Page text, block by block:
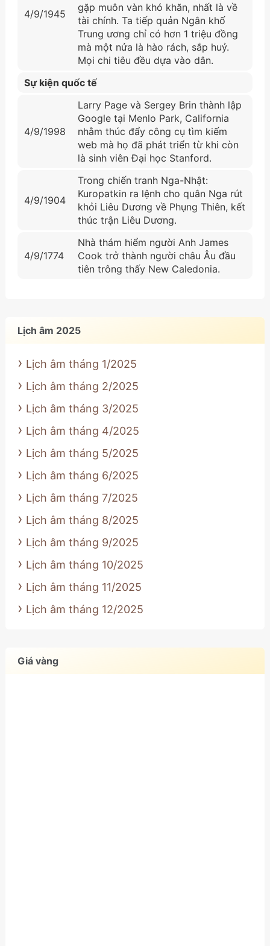
4/9/1945
gặp muôn vàn khó khăn, nhất là về
tài chính. Ta tiếp quản Ngân khố
Trung ương chỉ có hơn 1 triệu đồng
mà một nửa là hào rách, sắp huỷ.
Mọi chi tiêu đều dựa vào dân.
Sự kiện quốc tế
4/9/1998
Larry Page và Sergey Brin thành lập
Google tại Menlo Park, California
nhằm thúc đẩy công cụ tìm kiếm
web mà họ đã phát triển từ khi còn
là sinh viên Đại học Stanford.
4/9/1904
Trong chiến tranh Nga-Nhật:
Kuropatkin ra lệnh cho quân Nga rút
khỏi Liêu Dương về Phụng Thiên, kết
thúc trận Liêu Dương.
4/9/1774
Nhà thám hiểm người Anh James
Cook trở thành người châu Âu đầu
tiên trông thấy New Caledonia.
Lịch âm 2025
Lịch âm tháng 1/2025
Lịch âm tháng 2/2025
Lịch âm tháng 3/2025
Lịch âm tháng 4/2025
Lịch âm tháng 5/2025
Lịch âm tháng 6/2025
Lịch âm tháng 7/2025
Lịch âm tháng 8/2025
Lịch âm tháng 9/2025
Lịch âm tháng 10/2025
Lịch âm tháng 11/2025
Lịch âm tháng 12/2025
Giá vàng